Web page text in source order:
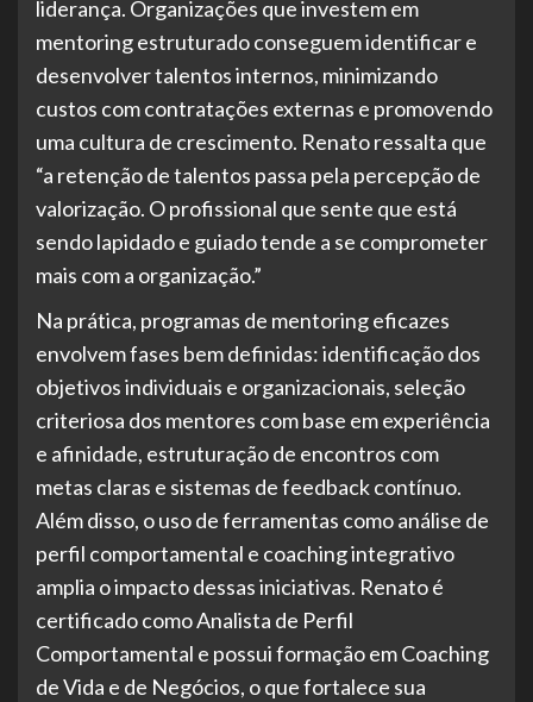
liderança. Organizações que investem em
mentoring estruturado conseguem identificar e
desenvolver talentos internos, minimizando
custos com contratações externas e promovendo
uma cultura de crescimento. Renato ressalta que
“a retenção de talentos passa pela percepção de
valorização. O profissional que sente que está
sendo lapidado e guiado tende a se comprometer
mais com a organização.”
Na prática, programas de mentoring eficazes
envolvem fases bem definidas: identificação dos
objetivos individuais e organizacionais, seleção
criteriosa dos mentores com base em experiência
e afinidade, estruturação de encontros com
metas claras e sistemas de feedback contínuo.
Além disso, o uso de ferramentas como análise de
perfil comportamental e coaching integrativo
amplia o impacto dessas iniciativas. Renato é
certificado como Analista de Perfil
Comportamental e possui formação em Coaching
de Vida e de Negócios, o que fortalece sua